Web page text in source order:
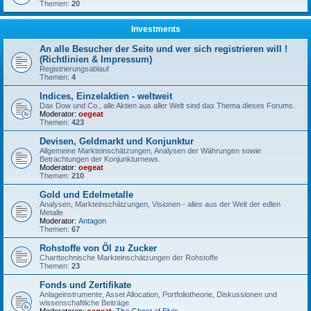
Themen: 20
Investments
An alle Besucher der Seite und wer sich registrieren will !
(Richtlinien & Impressum)
Registrierungsablauf
Themen: 4
Indices, Einzelaktien - weltweit
Dax Dow und Co., alle Aktien aus aller Welt sind das Thema dieses Forums.
Moderator: oegeat
Themen: 423
Devisen, Geldmarkt und Konjunktur
Allgemeine Markteinschätzungen, Analysen der Währungen sowie
Betrachtungen der Konjunkturnews.
Moderator: oegeat
Themen: 210
Gold und Edelmetalle
Analysen, Markteinschätzungen, Visionen - alles aus der Welt der edlen
Metalle
Moderator: Antagon
Themen: 67
Rohstoffe von Öl zu Zucker
Charttechnische Markteinschätzungen der Rohstoffe
Themen: 23
Fonds und Zertifikate
Anlageinstrumente, Asset Allocation, Portfoliotheorie, Diskussionen und
wissenschaftliche Beiträge